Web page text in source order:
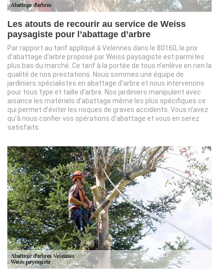
Les atouts de recourir au service de Weiss
paysagiste pour l’abattage d’arbre
Par rapport au tarif appliqué à Velennes dans le 80160, le prix
d’abattage d’arbre proposé par Weiss paysagiste est parmi les
plus bas du marché. Ce tarif à la portée de tous n’enlève en rien la
qualité de nos prestations. Nous sommes une équipe de
jardiniers spécialistes en abattage d’arbre et nous intervenons
pour tous type et taille d’arbre. Nos jardiniers manipulent avec
aisance les matériels d’abattage même les plus spécifiques ce
qui permet d’éviter les risques de graves accidents. Vous n’avez
qu’à nous confier vos opérations d’abattage et vous en serez
satisfaits.